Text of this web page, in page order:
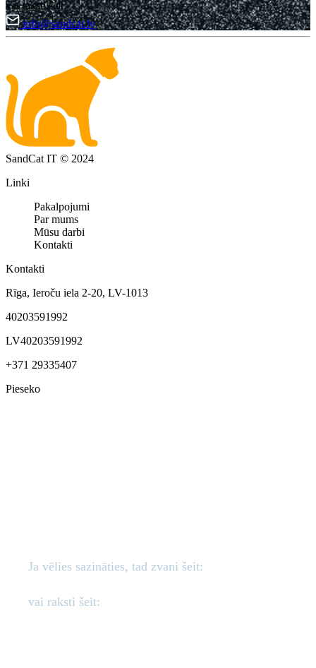
vai raksti šeit:
info@sandcat.lv
SandCat IT © 2024
Linki
Pakalpojumi
Par mums
Mūsu darbi
Kontakti
Kontakti
Rīga, Ieroču iela 2-20, LV-1013
40203591992
LV40203591992
+371 29335407
Pieseko
Ja vēlies sazināties, tad zvani šeit:
vai raksti šeit: